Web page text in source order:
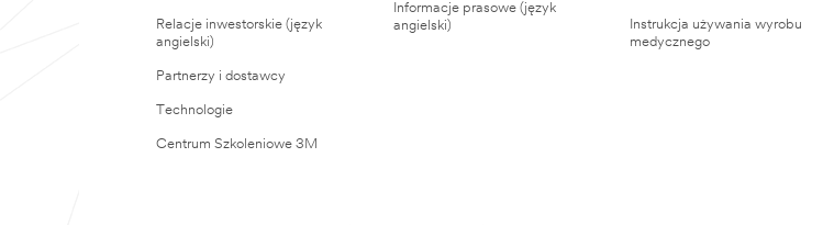
Relacje inwestorskie (język
angielski)
Partnerzy i dostawcy
Technologie
Centrum Szkoleniowe 3M
Informacje prasowe (język
angielski)
Instrukcja używania wyrobu
medycznego